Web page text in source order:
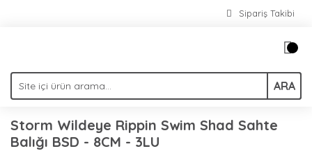
Sipariş Takibi
ARA
Storm Wildeye Rippin Swim Shad Sahte
Balığı BSD - 8CM - 3LU